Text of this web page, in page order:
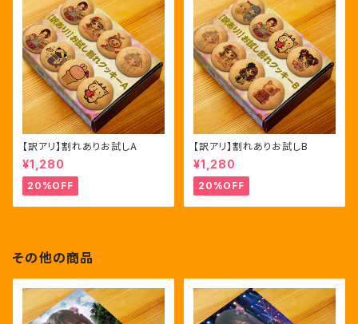
【訳アリ】割れありお試しA
¥1,280
20%OFF
【訳アリ】割れありお試しB
¥1,280
20%OFF
その他の商品